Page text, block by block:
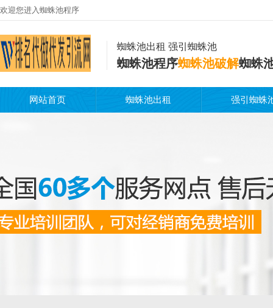
欢迎您进入蜘蛛池程序
蜘蛛池出租 强引蜘蛛池
蜘蛛池程序蜘蛛池破解蜘蛛
网站首页 蜘蛛池出租 强引蜘蛛